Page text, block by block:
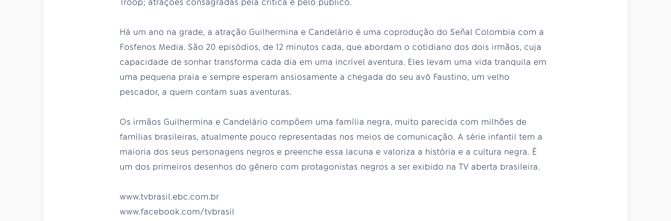
Troop; atrações consagradas pela crítica e pelo público.
Há um ano na grade, a atração Guilhermina e Candelário é uma coprodução do Señal Colombia com a
Fosfenos Media. São 20 episódios, de 12 minutos cada, que abordam o cotidiano dos dois irmãos, cuja
capacidade de sonhar transforma cada dia em uma incrível aventura. Eles levam uma vida tranquila em
uma pequena praia e sempre esperam ansiosamente a chegada do seu avô Faustino, um velho
pescador, a quem contam suas aventuras.
Os irmãos Guilhermina e Candelário compõem uma família negra, muito parecida com milhões de
famílias brasileiras, atualmente pouco representadas nos meios de comunicação. A série infantil tem a
maioria dos seus personagens negros e preenche essa lacuna e valoriza a história e a cultura negra. É
um dos primeiros desenhos do gênero com protagonistas negros a ser exibido na TV aberta brasileira.
www.tvbrasil.ebc.com.br
www.facebook.com/tvbrasil